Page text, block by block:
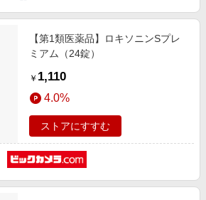
【第1類医薬品】ロキソニンSプレ
ミアム（24錠）
￥ 1,110
4.0%
ストアにすすむ